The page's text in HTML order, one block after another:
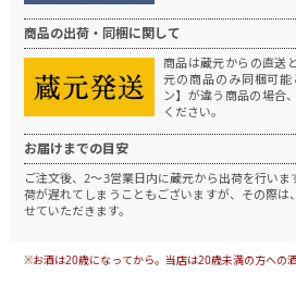
商品の出荷・同梱に関して
商品は蔵元からの直送
元の商品のみ同梱可能
ン】が違う商品の場合
ください。
お届けまでの目安
ご注文後、2～3営業日内に蔵元から出荷を行いま
荷が遅れてしまうこともございますが、その際は
せていただきます。
※お酒は20歳になってから。当店は20歳未満の方への